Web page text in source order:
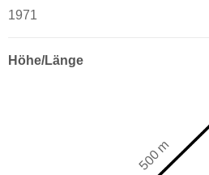
1971
Höhe/Länge
500 m